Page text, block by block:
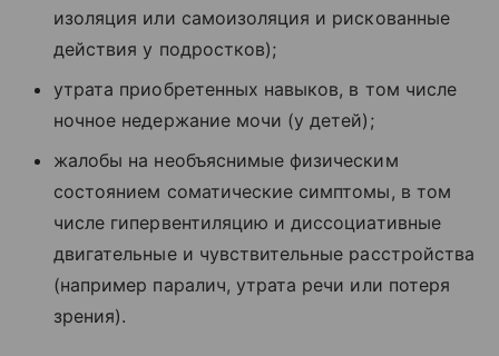
изоляция или самоизоляция и рискованные
действия у подростков);
утрата приобретенных навыков, в том числе
ночное недержание мочи (у детей);
жалобы на необъяснимые физическим
состоянием соматические симптомы, в том
числе гипервентиляцию и диссоциативные
двигательные и чувствительные расстройства
(например паралич, утрата речи или потеря
зрения).